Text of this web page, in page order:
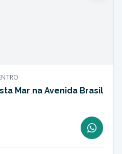
Mar na Avenida Brasil